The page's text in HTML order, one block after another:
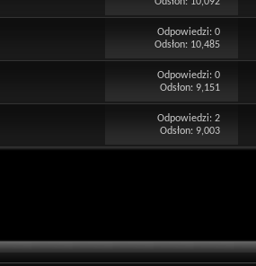
Odpowiedzi:0
Odsłon: 10,485
Odpowiedzi:0
Odsłon: 9,151
Odpowiedzi:2
Odsłon: 9,003